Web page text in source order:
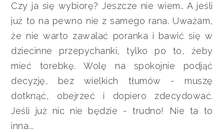
Czy ja się wybiorę? Jeszcze nie wiem.. A jeśli
już to na pewno nie z samego rana. Uważam,
że nie warto zawalać poranka i bawić się w
dziecinne przepychanki, tylko po to, żeby
mieć torebkę. Wolę na spokojnie podjąć
decyzję, bez wielkich tłumów - muszę
dotknąć, obejrzeć i dopiero zdecydować.
Jeśli już nic nie będzie - trudno! Nie ta to
inna...